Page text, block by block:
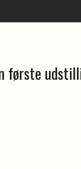
første